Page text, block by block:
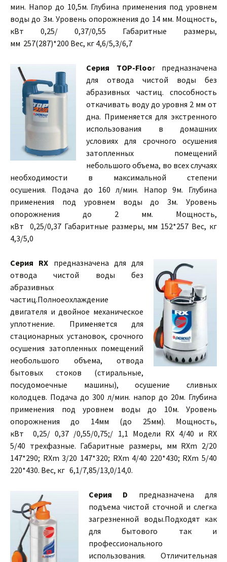
мин. Напор до 10,5м. Глубина применения под уровнем
воды до 3м. Уровень опорожнения до 14 мм. Мощность,
кВт 0,25/ 0,37/0,55 Габаритные размеры,
мм 257(287)*200 Вес, кг 4,6/5,3/6,7
Серия ТОР-Floor предназначена
для отвода чистой воды без
абразивных частиц. способность
откачивать воду до уровня 2 мм от
дна. Применяется для экстренного
использования в домашних
условиях для срочного осушения
затопленных помещений
небольшого объема, во всех случаях
необходимости в максимальной степени
осушения. Подача до 160 л/мин. Напор 9м. Глубина
применения под уровнем воды до 3м. Уровень
опорожнения до 2 мм. Мощность,
кВт 0,25/0,37 Габаритные размеры, мм 152*257 Вес, кг
4,3/5,0
Серия RX предназначена для для
отвода чистой воды без
абразивных
частиц.Полноеохлаждение
двигателя и двойное механическое
уплотнение. Применяется для
стационарных установок, срочного
осушения затопленных помещений
необольшого объема, отвода
бытовых стоков (стиральные,
посудомоечные машины), осушение сливных
колодцев. Подача до 300 л/мин. напор до 20м. Глубина
применения под уровнем воды до 10м. Уровень
опорожнения до 14мм (до 25мм). Мощность,
кВт 0,25/ 0,37 /0,55/0,75;/ 1,1 Модели RX 4/40 и RX
5/40 трехфазные. Габаритные размеры, мм RXm 2/20
147*290; RXm 3/20 147*320; RXm 4/40 220*430; RXm 5/40
220*430. Вес, кг 6,1/7,85/13,0/14,0.
Серия D предназначена для
подъема чистой сточной и слегка
загрезненной воды.Подходят как
для бытового так и
профессионального
использования. Отличительная